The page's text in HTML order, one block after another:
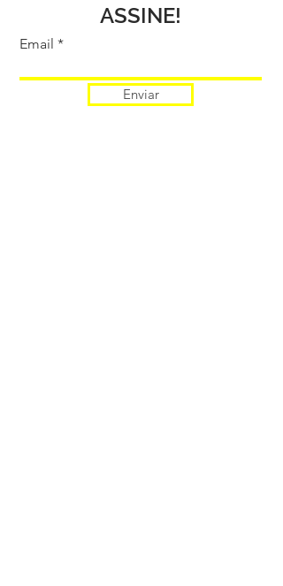
ASSINE!
Email
Enviar